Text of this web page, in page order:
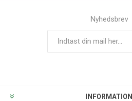
Nyhedsbrev
INFORMATION